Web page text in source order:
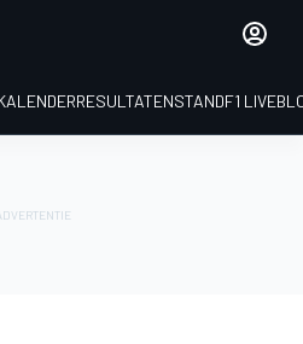
RESULTATENSTANDF1